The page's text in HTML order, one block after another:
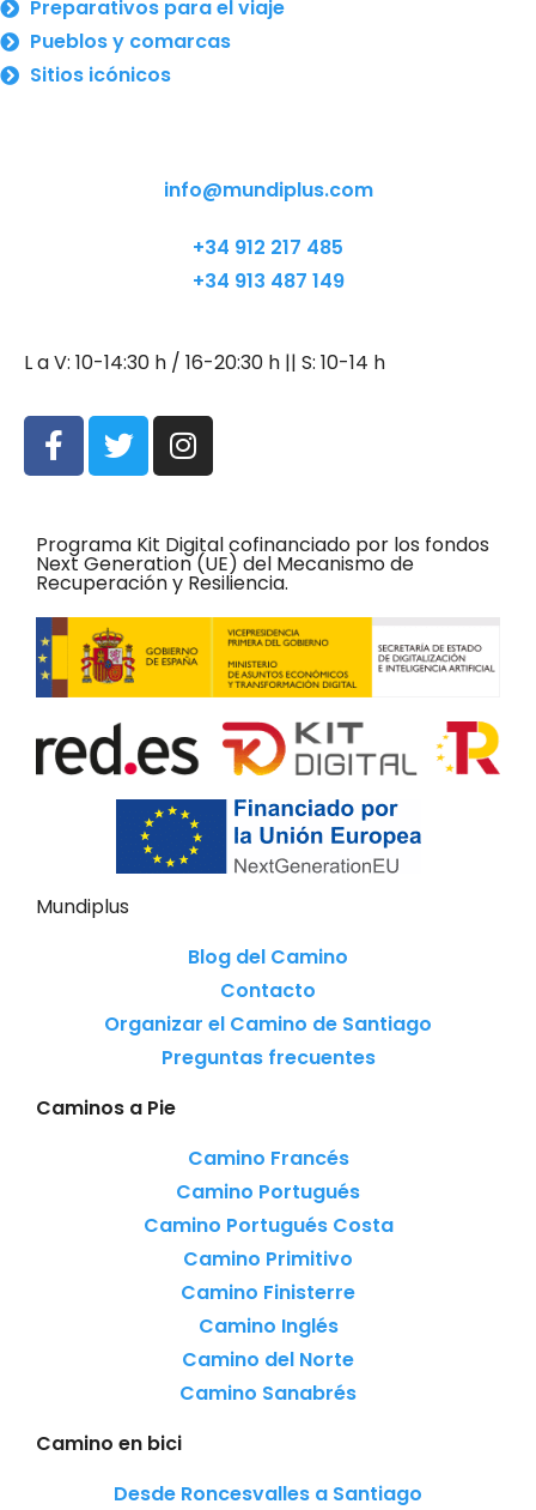
Preparativos para el viaje
Pueblos y comarcas
Sitios icónicos
info@mundiplus.com
+34 912 217 485
+34 913 487 149
L a V: 10-14:30 h / 16-20:30 h || S: 10-14 h
Programa Kit Digital cofinanciado por los fondos
Next Generation (UE) del Mecanismo de
Recuperación y Resiliencia.
Mundiplus
Blog del Camino
Contacto
Organizar el Camino de Santiago
Preguntas frecuentes
Caminos a Pie
Camino Francés
Camino Portugués
Camino Portugués Costa
Camino Primitivo
Camino Finisterre
Camino Inglés
Camino del Norte
Camino Sanabrés
Camino en bici
Desde Roncesvalles a Santiago